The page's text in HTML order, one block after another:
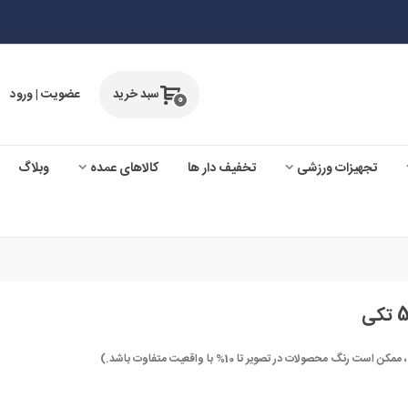
عضویت | ورود 0 سبد خرید
تجهیزات ورزشی تخفیف دار ها کالاهای عمده وبلاگ
در تصویر تا 10% با واقعیت متفاوت باشد.)